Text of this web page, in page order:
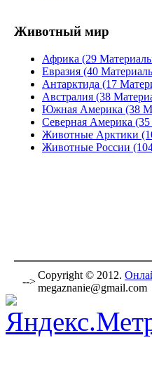
Животный мир
Африка (29
Евразия (40
Антарктида (17
Австралия (38
Южная Америка (38
Северная Америка
Животные Арктики
Животные России
-->
Copyright © 2012.
megaznanie@gmail.com